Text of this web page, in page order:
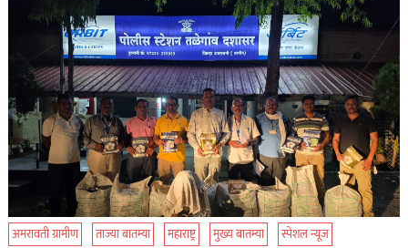
अमरावती ग्रामीण ताज्या बातम्या महाराष्ट्र मुख्य बातम्या स्पेशल न्यूज